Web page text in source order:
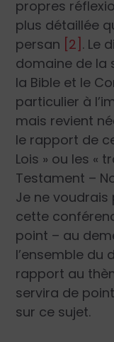
propres
plus détaillée
persan [2] . Le
domaine de la
la Bible et le
particulier à
mais revient
le rapport de
Lois » ou les «
Testament –
Je ne voudrais
cette
point – au
l’ensemble du
rapport au
servira de
sur ce sujet.